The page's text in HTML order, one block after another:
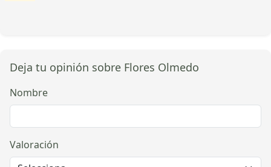
Deja tu opinión sobre Flores Olmedo
Nombre
Valoración